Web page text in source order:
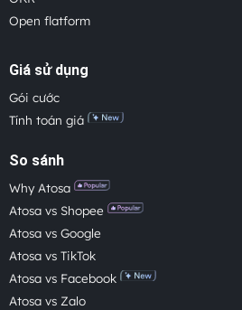
Open flatform
Giá sử dụng
Gói cước
Tính toán giá
So sánh
Why Atosa
Atosa vs Shopee
Atosa vs Google
Atosa vs TikTok
Atosa vs Facebook
Atosa vs Zalo